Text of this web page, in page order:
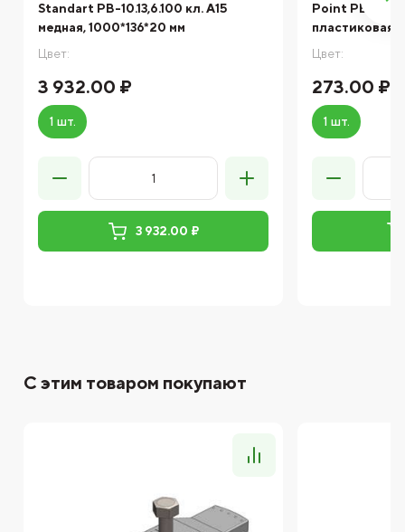
Standart РВ-10.13,6.100 кл. А15
медная, 1000*136*20 мм
Цвет:
3 932.00 ₽
1 шт.
3 932.00 ₽
Point РВ-
пластиковая,
Цвет:
273.00 ₽
1 шт.
С этим товаром покупают